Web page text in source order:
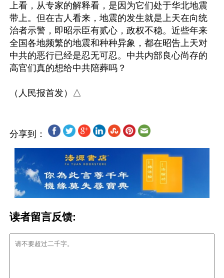
上看，从专家的解释看，是因为它们处于华北地震
带上。但在古人看来，地震的发生就是上天在向统
治者示警，即昭示臣有贰心，政权不稳。近些年来
全国各地频繁的地震和种种异象，都在昭告上天对
中共的恶行已经是忍无可忍。中共内部良心尚存的
高官们真的想给中共陪葬吗？
分享到：
读者留言反馈: